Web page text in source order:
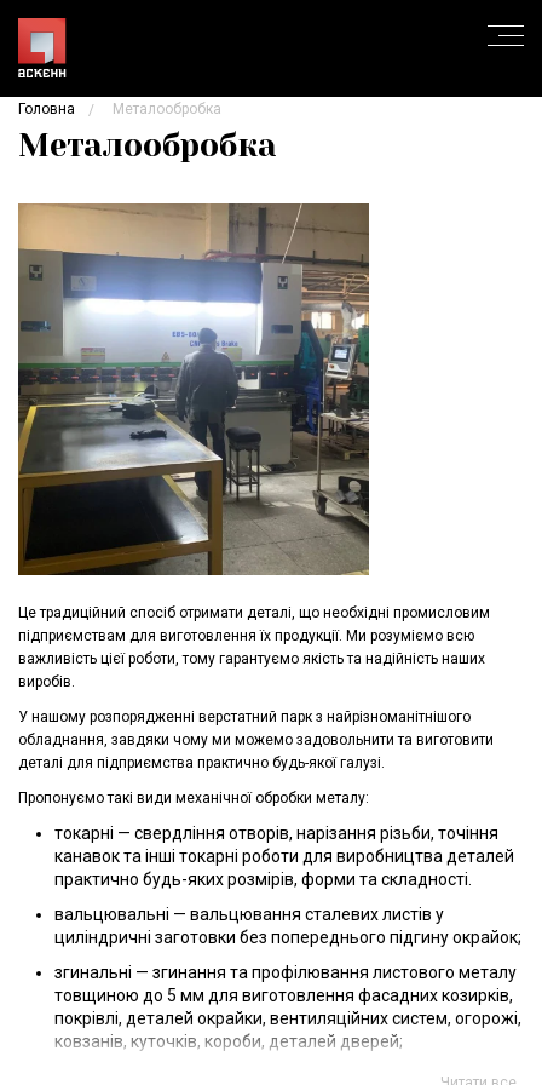
Головна Металообробка
Металообробка
Це традиційний спосіб отримати деталі, що необхідні промисловим
підприємствам для виготовлення їх продукції. Ми розуміємо всю
важливість цієї роботи, тому гарантуємо якість та надійність наших
виробів.
У нашому розпорядженні верстатний парк з найрізноманітнішого
обладнання, завдяки чому ми можемо задовольнити та виготовити
деталі для підприємства практично будь-якої галузі.
Пропонуємо такі види механічної обробки металу:
токарні — свердління отворів, нарізання різьби, точіння
канавок та інші токарні роботи для виробництва деталей
практично будь-яких розмірів, форми та складності.
вальцювальні — вальцювання сталевих листів у
циліндричні заготовки без попереднього підгину окрайок;
згинальні — згинання та профілювання листового металу
товщиною до 5 мм для виготовлення фасадних козирків,
покрівлі, деталей окрайки, вентиляційних систем, огорожі,
ковзанів, куточків, короби, деталей дверей;
профільне згинання — вальцювання профілів різного